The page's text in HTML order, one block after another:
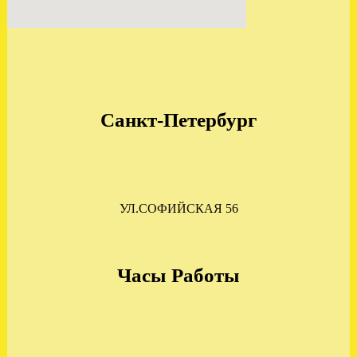
Санкт-Петербург
УЛ.СОФИЙСКАЯ 56
Часы Работы